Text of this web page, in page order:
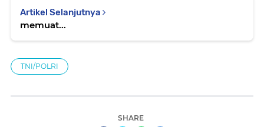
Artikel Selanjutnya
memuat...
TNI/POLRI
SHARE